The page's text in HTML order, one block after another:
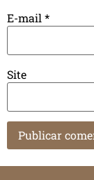
E-mail *
Site